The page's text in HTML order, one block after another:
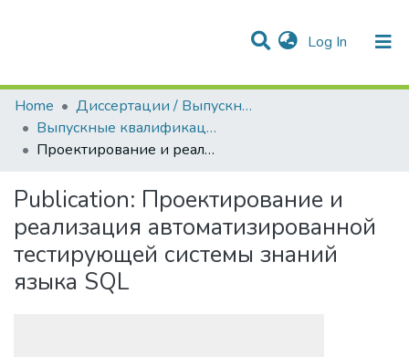
Log In (current)
Communities & Collections
Statistics
All of DSpace
Home
Диссертации / Выпускные квалификационные работы
Выпускные квалификационные работы
Проектирование и реализация автоматизированной тестирующей системы знаний языка SQL
Publication: Проектирование и
реализация автоматизированной
тестирующей системы знаний
языка SQL